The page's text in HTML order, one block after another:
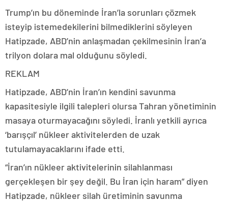
Trump’ın bu döneminde İran’la sorunları çözmek
isteyip istemedekilerini bilmediklerini söyleyen
Hatipzade, ABD’nin anlaşmadan çekilmesinin İran’a
trilyon dolara mal olduğunu söyledi.
REKLAM
Hatipzade, ABD’nin İran’ın kendini savunma
kapasitesiyle ilgili talepleri olursa Tahran yönetiminin
masaya oturmayacağını söyledi. İranlı yetkili ayrıca
‘barışçıl’ nükleer aktivitelerden de uzak
tutulamayacaklarını ifade etti.
“İran’ın nükleer aktivitelerinin silahlanması
gerçekleşen bir şey değil. Bu İran için haram” diyen
Hatipzade, nükleer silah üretiminin savunma